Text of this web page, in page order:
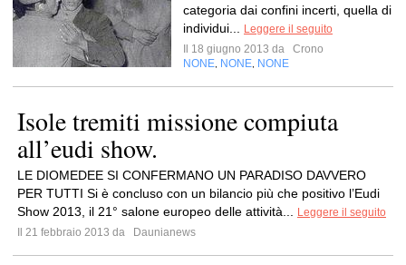
categoria dai confini incerti, quella di
individui...
Leggere il seguito
Il 18 giugno 2013 da
Crono
NONE NONE NONE
Isole tremiti missione compiuta
all’eudi show.
LE DIOMEDEE SI CONFERMANO UN PARADISO DAVVERO
PER TUTTI Si è concluso con un bilancio più che positivo l’Eudi
Show 2013, il 21° salone europeo delle attività...
Leggere il seguito
Il 21 febbraio 2013 da
Daunianews